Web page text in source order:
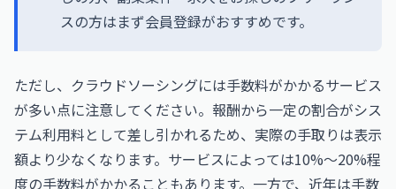
スの方はまず会員登録がおすすめです。
ただし、クラウドソーシングには手数料がかかるサービス
が多い点に注意してください。報酬から一定の割合がシス
テム利用料として差し引かれるため、実際の手取りは表示
額より少なくなります。サービスによっては10%〜20%程
度の手数料がかかることもあります。一方で、近年は手数